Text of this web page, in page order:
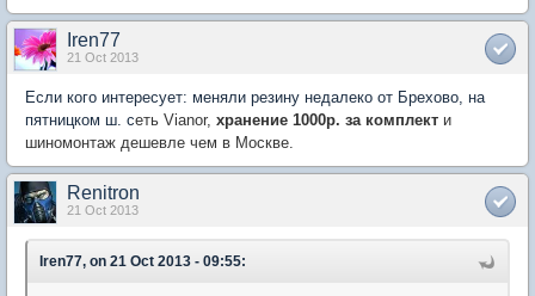
Iren77
21 Oct 2013
Если кого интересует: меняли резину недалеко от Брехово, на
пятницком ш. сеть Vianor, хранение 1000р. за комплект и
шиномонтаж дешевле чем в Москве.
Renitron
21 Oct 2013
Iren77, on 21 Oct 2013 - 09:55: